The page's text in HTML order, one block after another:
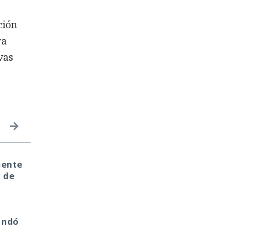
de